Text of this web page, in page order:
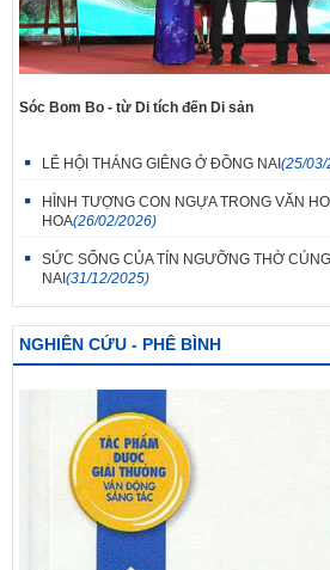
Sóc Bom Bo - từ Di tích đến Di sản
LỄ HỘI THÁNG GIÊNG Ở ĐỒNG NAI(25/
HÌNH TƯỢNG CON NGỰA TRONG VĂN
HOA(26/02/2026)
SỨC SỐNG CỦA TÍN NGƯỠNG THỜ
NAI(31/12/2025)
NGHIÊN CỨU - PHÊ BÌNH